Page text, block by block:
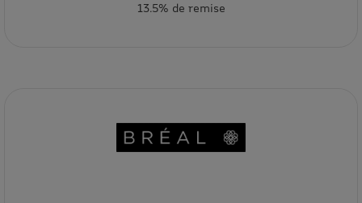
13.5% de remise